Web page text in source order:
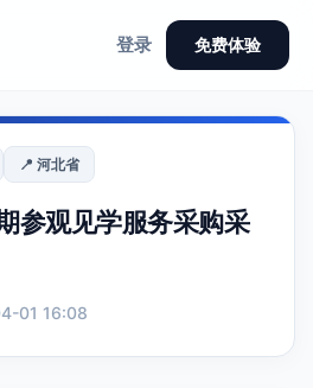
登录 免费体验
📍 河北省
参观见学服务采购采
01 16:08